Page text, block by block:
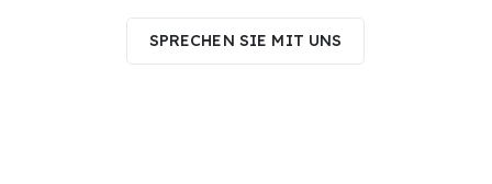
SPRECHEN SIE MIT UNS